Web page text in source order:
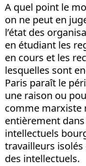
A quel point le
on ne peut en
l’état des
en étudiant les
en cours et les
lesquelles sont
Paris paraît le
une raison ou
comme marxiste
entièrement
intellectuels
travailleurs
des intellectuels.